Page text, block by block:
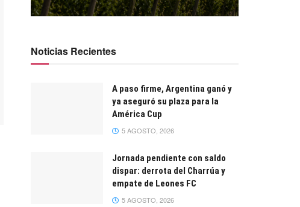
Noticias Recientes
A paso firme, Argentina ganó y
ya aseguró su plaza para la
América Cup
5 AGOSTO, 2026
Jornada pendiente con saldo
dispar: derrota del Charrúa y
empate de Leones FC
5 AGOSTO, 2026